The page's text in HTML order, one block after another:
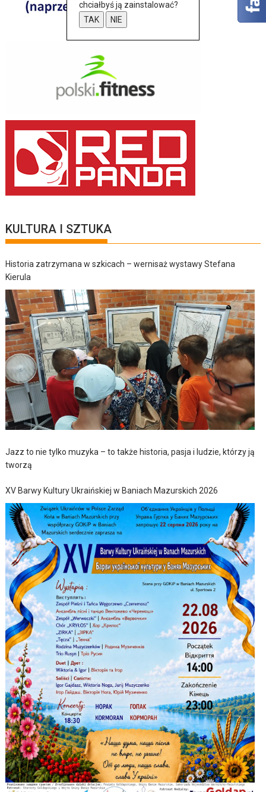
KULTURA I SZTUKA
Historia zatrzymana w szkicach – wernisaż wystawy Stefana
Kierula
Jazz to nie tylko muzyka – to także historia, pasja i ludzie, którzy ją
tworzą
XV Barwy Kultury Ukraińskiej w Baniach Mazurskich 2026
chciałbyś ją zainstalować?
TAK
NIE